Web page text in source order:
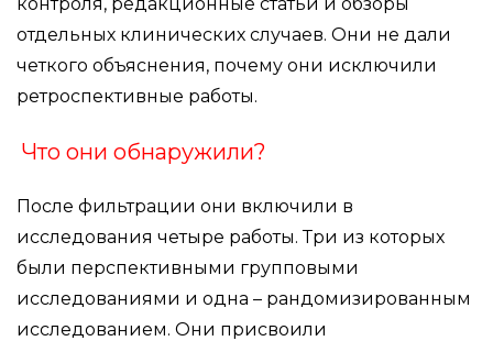
отдельных клинических случаев. Они не дали
четкого объяснения, почему они исключили
ретроспективные работы.
Что они обнаружили?
После фильтрации они включили в
исследования четыре работы. Три из которых
были перспективными групповыми
исследованиями и одна – рандомизированным
исследованием. Они присвоили